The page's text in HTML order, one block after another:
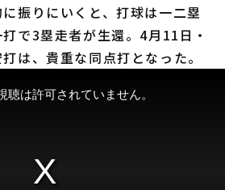
振りにいくと、打球は一二塁
で3塁走者が生還。4月11日・
は、貴重な同点打となった。